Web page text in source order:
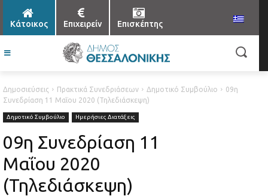
Κάτοικος Επιχειρείν Επισκέπτης
Δημοσιεύσεις Πρακτικά Συνεδριάσεων Δημοτικό Συμβούλιο
09η
Συνεδρίαση 11 Μαΐου 2020 (Τηλεδιάσκεψη)
Δημοτικό Συμβούλιο Ημερήσιες Διατάξεις
09η Συνεδρίαση 11
Μαΐου 2020
(Τηλεδιάσκεψη)